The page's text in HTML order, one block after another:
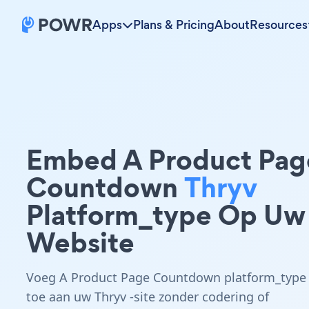
Apps Plans & PricingAboutResources
Embed A Product
CountdownThryv
Platform_type Op Uw
Website
Voeg A Product Page Countdown platform_type
toe aan uw Thryv -site zonder codering of